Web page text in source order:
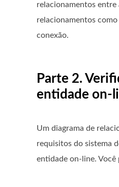
relacionamentos entre
relacionamentos
conexão.
Parte 2.
entidade on-
Um diagrama de
requisitos do sistema
entidade on-line. Você